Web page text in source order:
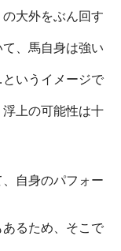
大外をぶん回す
、馬自身は強い
いうイメージで
上の可能性は十
自身のパフォー
るため、そこで